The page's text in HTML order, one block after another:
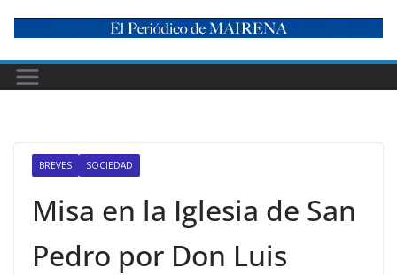
content
BREVES SOCIEDAD
Misa en la Iglesia de San
Pedro por Don Luis